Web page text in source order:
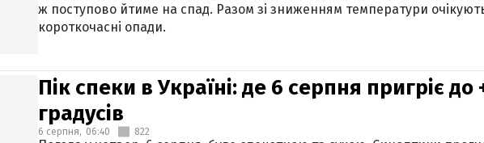
ж поступово йтиме на спад. Разом зі зниженням температури
короткочасні опади.
Пік спеки в Україні: де 6 серпня пригріє до
градусів
6 серпня, 06:40 822